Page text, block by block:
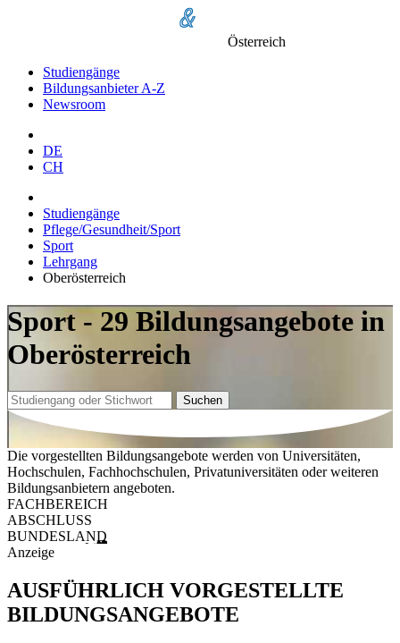
Österreich
Studiengänge
Bildungsanbieter A-Z
Newsroom
DE
CH
Studiengänge
Pflege/Gesundheit/Sport
Sport
Lehrgang
Oberösterreich
Sport - 29 Bildungsangebote in
Oberösterreich
Suchen
Die vorgestellten Bildungsangebote werden von Universitäten,
Hochschulen, Fachhochschulen, Privatuniversitäten oder weiteren
Bildungsanbietern angeboten.
FACHBEREICH
ABSCHLUSS
BUNDESLAND
Anzeige
AUSFÜHRLICH VORGESTELLTE
BILDUNGSANGEBOTE